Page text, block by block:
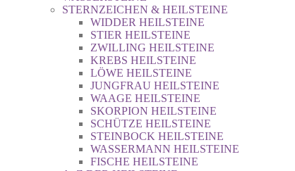
STERNZEICHEN & HEILSTEINE
WIDDER HEILSTEINE
STIER HEILSTEINE
ZWILLING HEILSTEINE
KREBS HEILSTEINE
LÖWE HEILSTEINE
JUNGFRAU HEILSTEINE
WAAGE HEILSTEINE
SKORPION HEILSTEINE
SCHÜTZE HEILSTEINE
STEINBOCK HEILSTEINE
WASSERMANN HEILSTEINE
FISCHE HEILSTEINE